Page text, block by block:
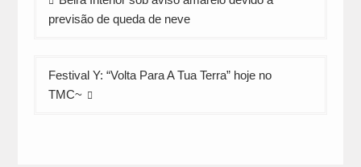
deprevisão de queda de neve
Festival Y: “Volta Para A Tua Terra” hoje no
TMC~